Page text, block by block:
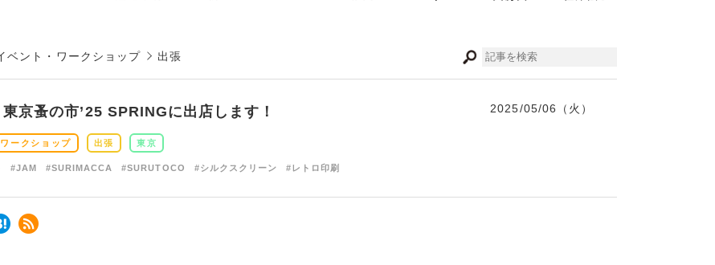
ベント・ワークショップ 出張
東京蚤の市’25 SPRINGに出店します！ 2025/05/06（火）
ークショップ 出張 東京
#JAM #SURIMACCA #SURUTOCO #シルクスクリーン #レトロ印刷